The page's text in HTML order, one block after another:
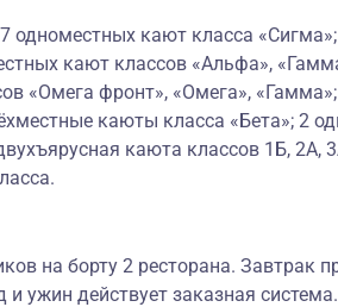
одноместных кают класса
кают классов «Альфа»,
«Омега фронт», «Омега»,
каюты класса «Бета»; 2
каюта классов 1Б, 2А,
на борту 2 ресторана. Завтрак
и ужин действует заказная